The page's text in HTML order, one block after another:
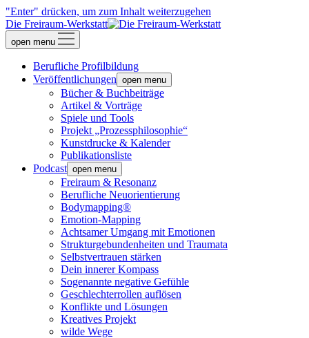
"Enter" drücken, um zum Inhalt weiterzugehen
Die Freiraum-Werkstatt
open menu
Berufliche Profilbildung
Veröffentlichungen open menu
Bücher & Buchbeiträge
Artikel & Vorträge
Spiele und Tools
Projekt „Prozessphilosophie“
Kunstdrucke & Kalender
Publikationsliste
Podcast open menu
Freiraum & Resonanz
Berufliche Neuorientierung
Bodymapping®
Emotion-Mapping
Achtsamer Umgang mit Emotionen
Strukturgebundenheiten und Traumata
Selbstvertrauen stärken
Dein innerer Kompass
Sogenannte negative Gefühle
Geschlechterrollen auflösen
Konflikte und Lösungen
Kreatives Projekt
wilde Wege